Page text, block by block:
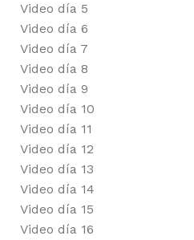
Video día 5
Video día 6
Video día 7
Video día 8
Video día 9
Video día 10
Video día 11
Video día 12
Video día 13
Video día 14
Video día 15
Video día 16